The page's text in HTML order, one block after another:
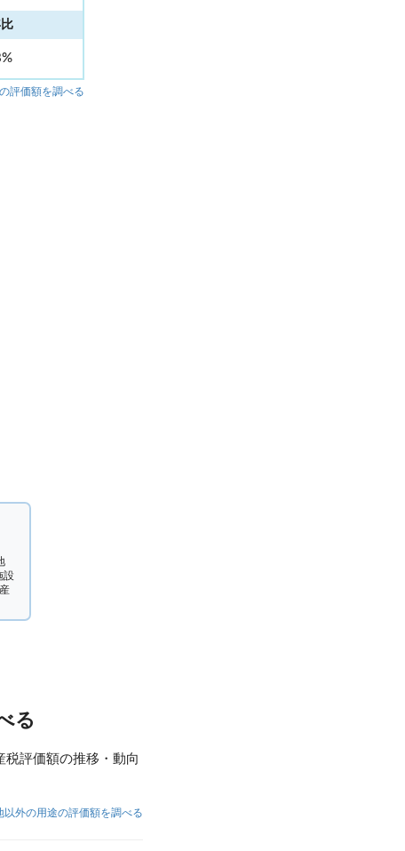
評価額を調べる
設
る
評価額の推移・動向
以外の用途の評価額を調べる